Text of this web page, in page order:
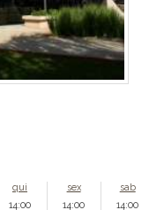
qui
14:00
sex
14:00
sab
14:00